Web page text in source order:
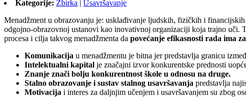
Kategorije: Zbirka | Usavršavanje
Menadžment u obrazovanju je: usklađivanje ljudskih, fizičkih i
odgojno-obrazovnoj ustanovi kao inovativnoj organizaciji koja trajno uči.
procesa i cilja takvog menadžmenta da povećanje efikasnosti rada ima
Komunikacija u menadžmentu je bitna jer predstavlja granicu
Intelektualni kapital je značajni izvor konkurentske prednosti
Znanje znači bolju konkurentnost škole u odnosu na druge.
Stalno obrazovanje i sustav stalnog usavršavanja predstavlja
Motivacija i interes za daljnjim učenjem i usavršavanjem su zbog